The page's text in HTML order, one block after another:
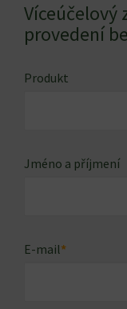
Víceúčelový
provedení
Produkt
Jméno a příjmení
E-mail*